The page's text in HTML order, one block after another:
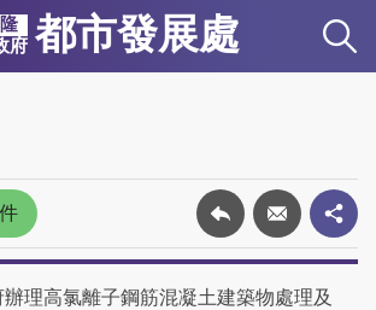
府 都市發展處
理高氯離子鋼筋混凝土建築物處理及